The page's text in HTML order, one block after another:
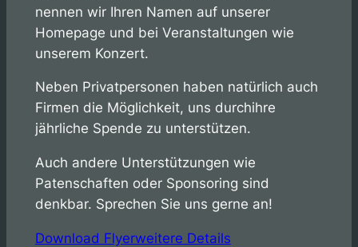
nennen wir Ihren Namen auf unserer
Homepage und bei Veranstaltungen wie
unserem Konzert.
Neben Privatpersonen haben natürlich auch
Firmen die Möglichkeit, uns durchihre
jährliche Spende zu unterstützen.
Auch andere Unterstützungen wie
Patenschaften oder Sponsoring sind
denkbar. Sprechen Sie uns gerne an!
Download Flyerweitere Details